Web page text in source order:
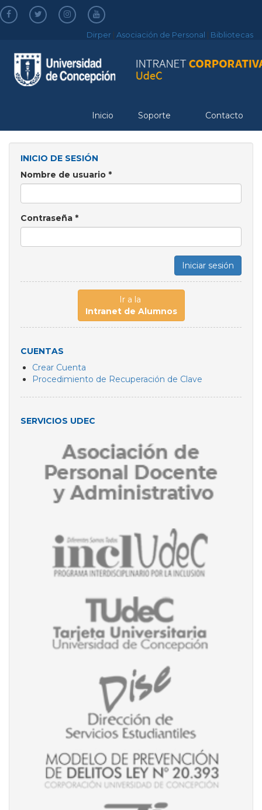
Pasar
al
Dirper | Asociación de Personal | Bibliotecas
Inicio Soporte Contacto
INICIO DE SESIÓN
Nombre de usuario *
Contraseña *
Iniciar sesión
Ir a la
Intranet de Alumnos
CUENTAS
Crear Cuenta
Procedimiento de Recuperación de Clave
SERVICIOS UDEC